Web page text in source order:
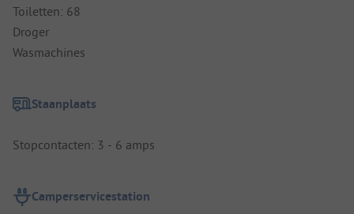
Toiletten: 68
Droger
Wasmachines
Staanplaats
Stopcontacten: 3 - 6 amps
Camperservicestation